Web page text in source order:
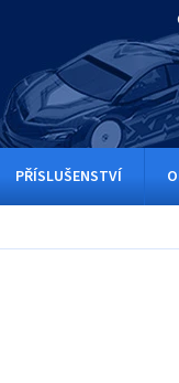
PŘÍSLUŠENSTVÍ